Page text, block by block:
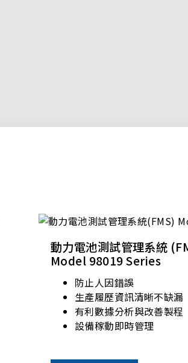
動力電池測試管理系統
Model 98019 Series
防止人因錯誤
生產履歷資訊清晰不缺漏
有利數據分析與改善製程
設備稼動即時管理